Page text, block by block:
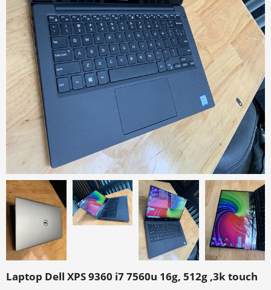
Laptop Dell XPS 9360 i7 7560u 16g, 512g ,3k touch